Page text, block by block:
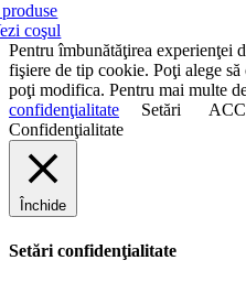
coşul
Pentru îmbunătăţirea experienţei
fişiere de tip cookie. Poţi alege
poţi modifica. Pentru mai multe
confidenţialitate
Setări
Confidenţialitate
Închide
Setări confidenţialitate